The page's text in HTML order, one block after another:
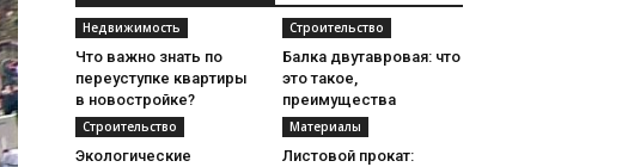
Недвижимость
Что важно знать по
переуступке квартиры
в новостройке?
Строительство
Балка двутавровая: что
это такое,
преимущества
Строительство
Экологические
Материалы
Листовой прокат: